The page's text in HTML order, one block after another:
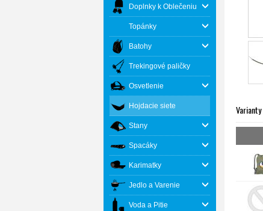
Doplnky k Oblečeniu
Topánky
Batohy
Trekingové paličky
Osvetlenie
Hojdacie siete
Stany
Spacáky
Karimatky
Jedlo a Varenie
Voda a Pitie